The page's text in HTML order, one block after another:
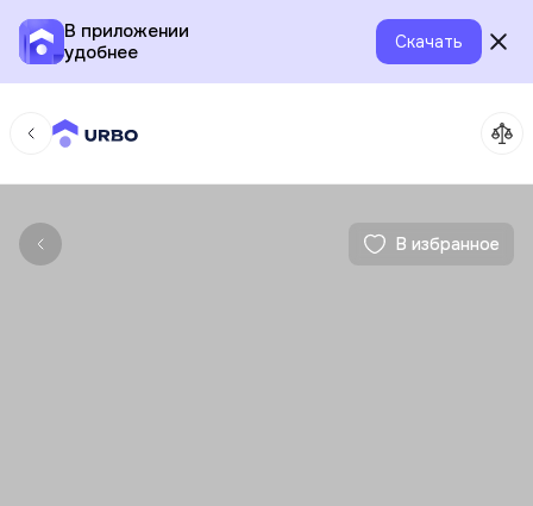
В приложении
удобнее
Скачать
В избранное